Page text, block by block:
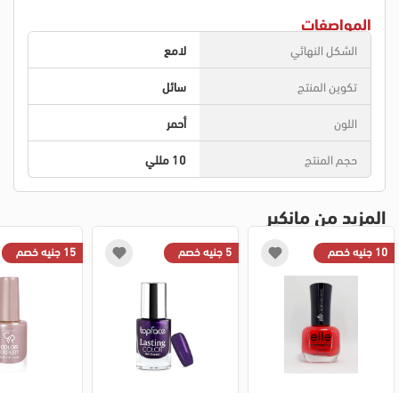
المواصفات
الشكل النهائي
لامع
تكوين المنتج
سائل
اللون
أحمر
حجم المنتج
10 مللي
المزيد من مانكير
10 جنيه خصم 5 جنيه خصم 15 جنيه خصم